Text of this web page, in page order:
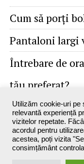
Cum să porţi
Pantaloni largi
Întrebare de
tău preferat?
Utilizăm cookie-uri pe
relevantă experiență
vizitelor repetate.
acordul pentru
acestea, poți vizita
consimțământ